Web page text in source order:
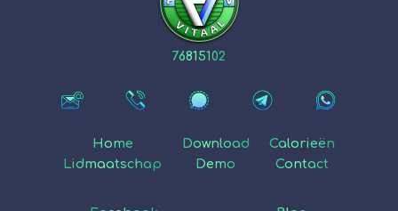
76815102
Home
Lidmaatschap
Download
Demo
Calorieën
Contact